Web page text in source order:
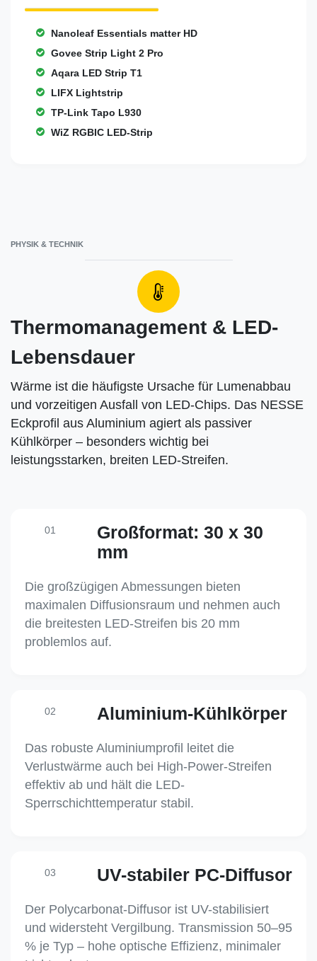
Nanoleaf Essentials matter HD
Govee Strip Light 2 Pro
Aqara LED Strip T1
LIFX Lightstrip
TP-Link Tapo L930
WiZ RGBIC LED-Strip
PHYSIK & TECHNIK
Thermomanagement & LED-
Lebensdauer
Wärme ist die häufigste Ursache für Lumenabbau
und vorzeitigen Ausfall von LED-Chips. Das NESSE
Eckprofil aus Aluminium agiert als passiver
Kühlkörper – besonders wichtig bei
leistungsstarken, breiten LED-Streifen.
01
Großformat: 30 x 30
mm
Die großzügigen Abmessungen bieten
maximalen Diffusionsraum und nehmen auch
die breitesten LED-Streifen bis 20 mm
problemlos auf.
02 Aluminium-Kühlkörper
Das robuste Aluminiumprofil leitet die
Verlustwärme auch bei High-Power-Streifen
effektiv ab und hält die LED-
Sperrschichttemperatur stabil.
03 UV-stabiler PC-Diffusor
Der Polycarbonat-Diffusor ist UV-stabilisiert
und widersteht Vergilbung. Transmission 50–95
% je Typ – hohe optische Effizienz, minimaler